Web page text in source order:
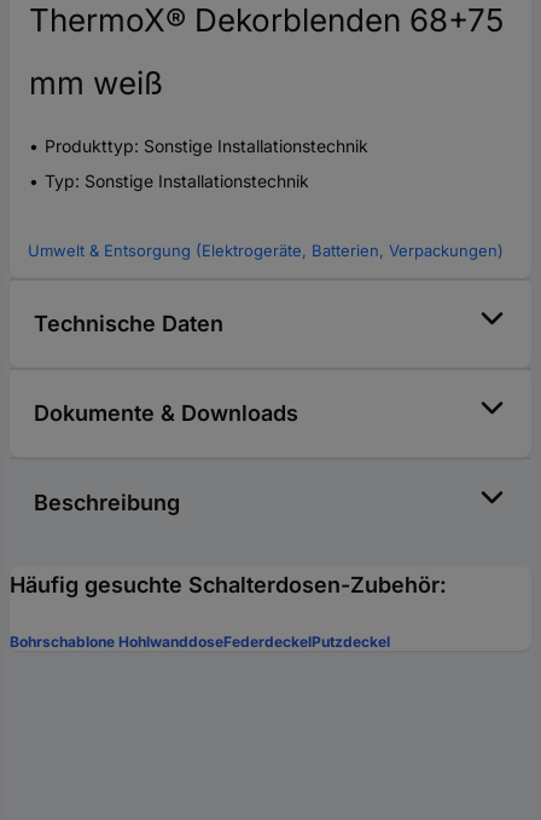
ThermoX® Dekorblenden 68+75
mm weiß
Produkttyp: Sonstige Installationstechnik
Typ: Sonstige Installationstechnik
Umwelt & Entsorgung (Elektrogeräte, Batterien, Verpackungen)
Technische Daten
Dokumente & Downloads
Beschreibung
Häufig gesuchte Schalterdosen-Zubehör:
Bohrschablone HohlwanddoseFederdeckelPutzdeckel